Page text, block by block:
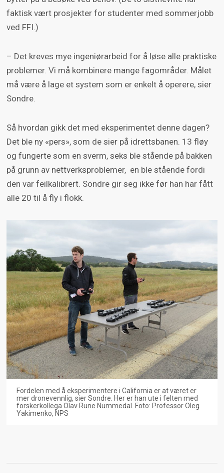
faktisk vært prosjekter for studenter med sommerjobb
ved FFI.)
– Det kreves mye ingeniørarbeid for å løse alle praktiske
problemer. Vi må kombinere mange fagområder. Målet
må være å lage et system som er enkelt å operere, sier
Sondre.
Så hvordan gikk det med eksperimentet denne dagen?
Det ble ny «pers», som de sier på idrettsbanen. 13 fløy
og fungerte som en sverm, seks ble stående på bakken
på grunn av nettverksproblemer, en ble stående fordi
den var feilkalibrert. Sondre gir seg ikke før han har fått
alle 20 til å fly i flokk.
Fordelen med å eksperimentere i California er at været er
mer dronevennlig, sier Sondre. Her er han ute i felten med
forskerkollega Olav Rune Nummedal. Foto: Professor Oleg
Yakimenko, NPS